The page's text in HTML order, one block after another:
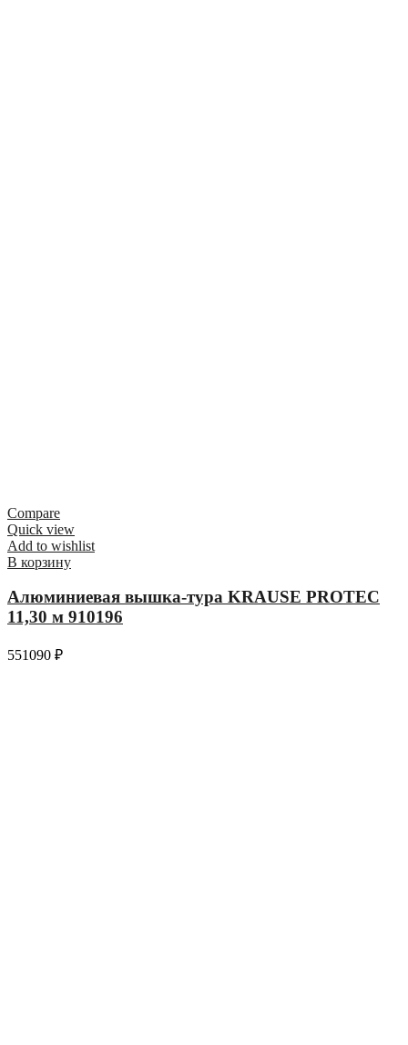
Compare
Quick view
Add to wishlist
В корзину
Алюминиевая вышка-тура KRAUSE PROTEC
11,30 м 910196
551090 ₽